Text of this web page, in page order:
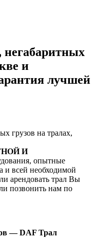
негабаритных
и
лучшей
грузов на тралах,
И
опытные
и всей необходимой
арендовать трал Вы
позвонить нам по
— DAF Трал